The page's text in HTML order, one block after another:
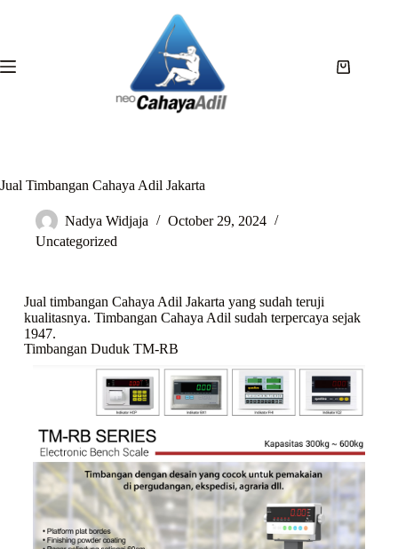
Jual Timbangan Cahaya Adil Jakarta
Nadya Widjaja
October 29, 2024
Uncategorized
Jual timbangan Cahaya Adil Jakarta yang sudah teruji
kualitasnya. Timbangan Cahaya Adil sudah terpercaya sejak
1947.
Timbangan Duduk TM-RB